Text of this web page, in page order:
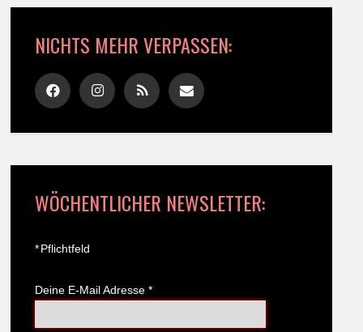
NICHTS MEHR VERPASSEN:
WÖCHENTLICHER NEWSLETTER:
*Pflichtfeld
Deine E-Mail Adresse *